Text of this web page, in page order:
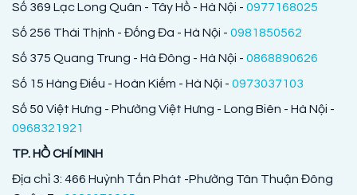
Số 369 Lạc Long Quân - Tây Hồ - Hà Nội - 0977168025
Số 256 Thái Thịnh - Đống Đa - Hà Nội - 0981850562
Số 375 Quang Trung - Hà Đông - Hà Nội - 0868890626
Số 15 Hàng Điếu - Hoàn Kiếm - Hà Nội - 0973037103
Số 50 Việt Hưng - Phường Việt Hưng - Long Biên - Hà Nội -
0968321921
TP. HỒ CHÍ MINH
Địa chỉ 3: 466 Huỳnh Tấn Phát -Phường Tân Thuận Đông